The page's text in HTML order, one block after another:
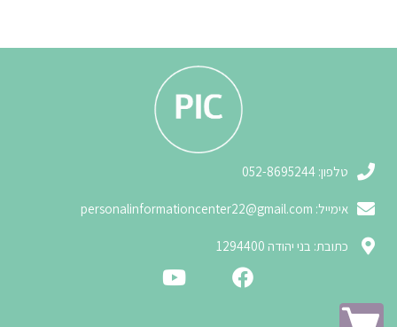
טלפון: 052-8695244
אימייל: personalinformationcenter22@gmail.com
כתובת: בני יהודה 1294400